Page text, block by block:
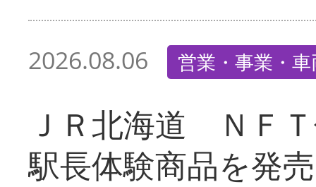
2026.08.06 営業・事業・
ＪＲ北海道 ＮＦ
駅長体験商品を発売